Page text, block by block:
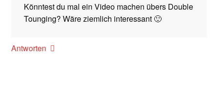
Könntest du mal ein Video machen übers Double
Tounging? Wäre ziemlich interessant 🙂
Antworten